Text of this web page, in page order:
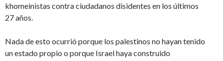
khomeinistas contra ciudadanos disidentes en los últimos
27 años.
Nada de esto ocurrió porque los palestinos no hayan tenido
un estado propio o porque Israel haya construido